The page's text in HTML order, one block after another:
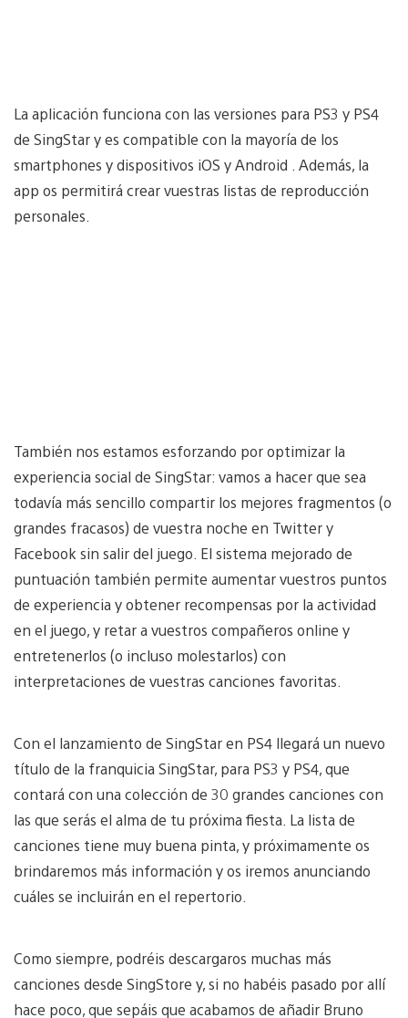
La aplicación funciona con las versiones para PS3 y PS4
de SingStar y es compatible con la mayoría de los
smartphones y dispositivos iOS y Android . Además, la
app os permitirá crear vuestras listas de reproducción
personales.
También nos estamos esforzando por optimizar la
experiencia social de SingStar: vamos a hacer que sea
todavía más sencillo compartir los mejores fragmentos (o
grandes fracasos) de vuestra noche en Twitter y
Facebook sin salir del juego. El sistema mejorado de
puntuación también permite aumentar vuestros puntos
de experiencia y obtener recompensas por la actividad
en el juego, y retar a vuestros compañeros online y
entretenerlos (o incluso molestarlos) con
interpretaciones de vuestras canciones favoritas.
Con el lanzamiento de SingStar en PS4 llegará un nuevo
título de la franquicia SingStar, para PS3 y PS4, que
contará con una colección de 30 grandes canciones con
las que serás el alma de tu próxima fiesta. La lista de
canciones tiene muy buena pinta, y próximamente os
brindaremos más información y os iremos anunciando
cuáles se incluirán en el repertorio.
Como siempre, podréis descargaros muchas más
canciones desde SingStore y, si no habéis pasado por allí
hace poco, que sepáis que acabamos de añadir Bruno